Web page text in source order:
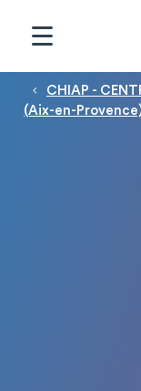
Fil d'Ariane
CHIAP -
(Aix-en-
Panneau de